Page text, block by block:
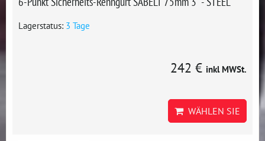
Lagerstatus: 3 Tage
242 € inkl MWSt.
WÄHLEN SIE